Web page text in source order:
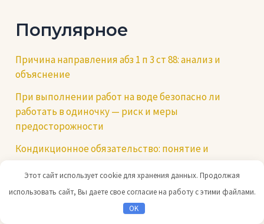
Популярное
Причина направления абз 1 п 3 ст 88: анализ и
объяснение
При выполнении работ на воде безопасно ли
работать в одиночку — риск и меры
предосторожности
Кондикционное обязательство: понятие и
Как бесплатно получить ноутбук для школьников
Если в аэропорту обнаружат температуру
Этот сайт использует cookie для хранения данных. Продолжая
использовать сайт, Вы даете свое согласие на работу с этими файлами.
OK